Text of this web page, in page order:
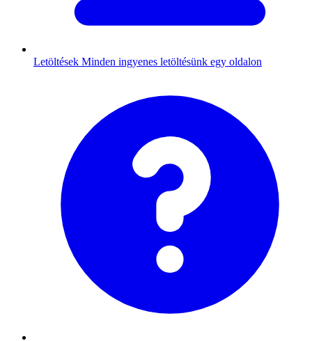
Letöltések Minden ingyenes letöltésünk egy oldalon